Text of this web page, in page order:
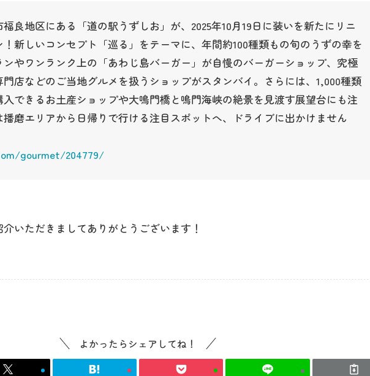
良地区にある「道の駅うずしお」が、2025年10月19日に装いを新たにリニ
！新しいコンセプト「巡る」をテーマに、年間約100種類もの旬のうずの幸を
やワンランク上の「あわじ島バーガー」が自慢のバーガーショップ、究極
店などのご当地グルメを扱うショップがスタンバイ。さらには、1,000種類
できるお土産ショップや大鳴門橋と鳴門海峡の絶景を見渡す展望台にも注
磨エリアから日帰りで行ける注目スポットへ、ドライブに出かけません
gourmet/204779/
いただきましてありがとうございます！
よかったらシェアしてね！